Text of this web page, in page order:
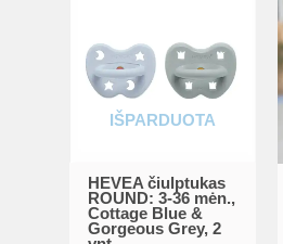
IŠPARDUOTA
HEVEA čiulptukas
ROUND: 3-36 mėn.,
Cottage Blue &
Gorgeous Grey, 2